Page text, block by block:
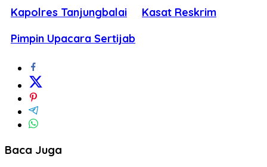
Kapolres Tanjungbalai
Kasat Reskrim
Pimpin Upacara Sertijab
Baca Juga